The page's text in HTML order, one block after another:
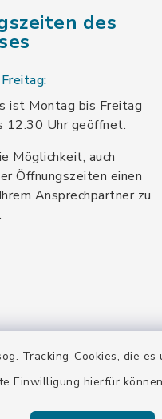
Tracking-Cookies, die
Einwilligung hierfür
des
ist Montag bis Freitag
12.30 Uhr geöffnet.
Möglichkeit, auch
Öffnungszeiten einen
Ansprechpartner zu